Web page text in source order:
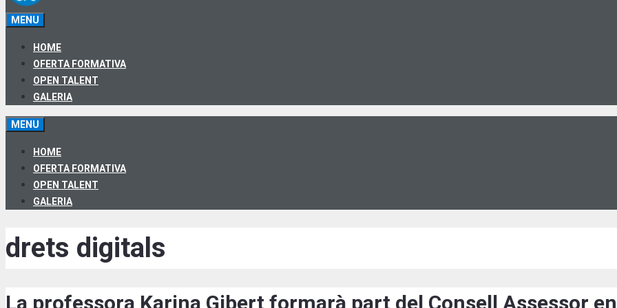
MENU
HOME
OFERTA FORMATIVA
OPEN TALENT
GALERIA
MENU
HOME
OFERTA FORMATIVA
OPEN TALENT
GALERIA
drets digitals
La professora Karina Gibert formarà part del Consell Assessor